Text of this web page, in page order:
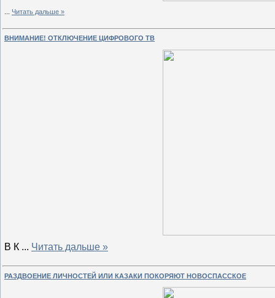
Читать дальше »
ВНИМАНИЕ! ОТКЛЮЧЕНИЕ ЦИФРОВОГО ТВ
В К ... Читать дальше »
РАЗДВОЕНИЕ ЛИЧНОСТЕЙ ИЛИ КАЗАКИ ПОКОРЯЮТ НОВОСПАССКОЕ